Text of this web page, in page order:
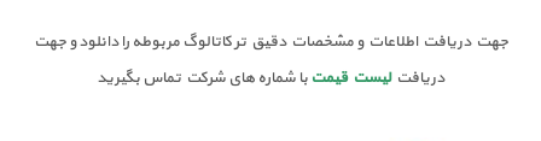
جهت دریافت اطلاعات و مشخصات دقیق تر کاتالوگ مربوطه را دانلود و جهت
دریافت لیست قیمت با شماره های شرکت تماس بگیرید